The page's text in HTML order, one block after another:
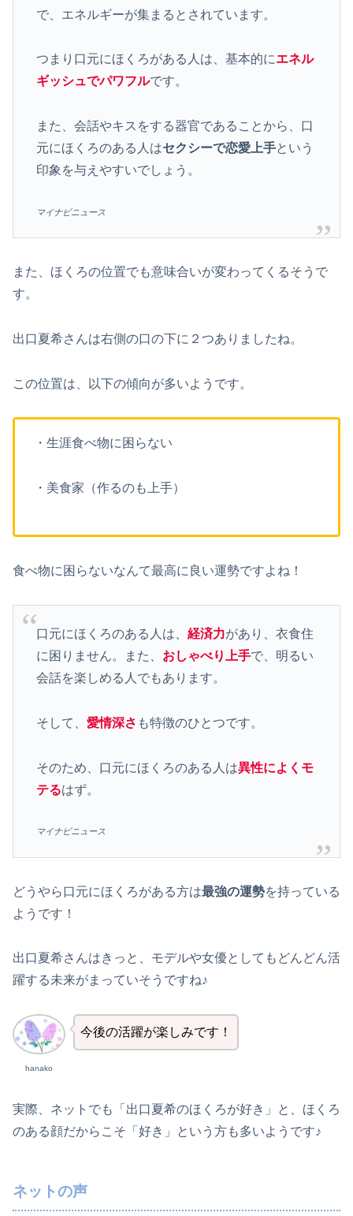
で、エネルギーが集まるとされています。
つまり口元にほくろがある人は、基本的にエネル
ギッシュでパワフルです。
また、会話やキスをする器官であることから、口
元にほくろのある人はセクシーで恋愛上手という
印象を与えやすいでしょう。
マイナビニュース
また、ほくろの位置でも意味合いが変わってくるそうで
す。
出口夏希さんは右側の口の下に２つありましたね。
この位置は、以下の傾向が多いようです。
・生涯食べ物に困らない
・美食家（作るのも上手）
食べ物に困らないなんて最高に良い運勢ですよね！
口元にほくろのある人は、 経済力があり、衣食住
に困りません。また、 おしゃべり上手で、明るい
会話を楽しめる人でもあります。
そして、 愛情深さ も特徴のひとつです。
そのため、口元にほくろのある人は異性によくモ
テるはず。
マイナビニュース
どうやら口元にほくろがある方は最強の運勢を持っている
ようです！
出口夏希さんはきっと、モデルや女優としてもどんどん活
躍する未来がまっていそうですね♪
hanako
今後の活躍が楽しみです！
実際、ネットでも「出口夏希のほくろが好き」と、ほくろ
のある顔だからこそ「好き」という方も多いようです♪
ネットの声